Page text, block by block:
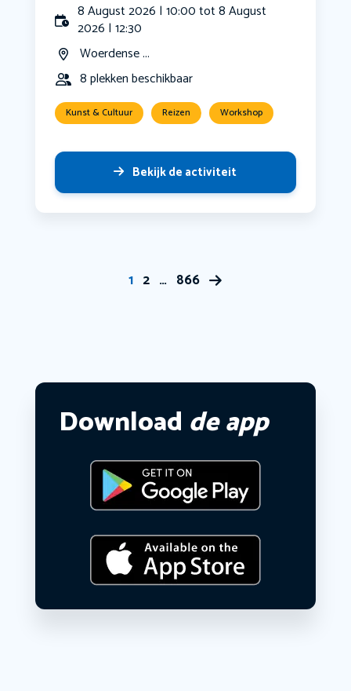
8 August 2026 | 10:00 tot 8 August
2026 | 12:30
Woerdense ...
8 plekken beschikbaar
Kunst & Cultuur Reizen Workshop
Bekijk de activiteit
1 2 … 866
Download de app